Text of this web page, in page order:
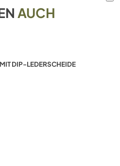
AUCH
DIP-LEDERSCHEIDE